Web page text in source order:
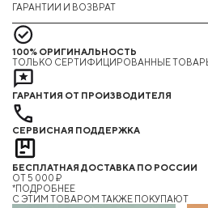
ГАРАНТИИ И ВОЗВРАТ
100% ОРИГИНАЛЬНОСТЬ
ТОЛЬКО СЕРТИФИЦИРОВАННЫЕ
ГАРАНТИЯ ОТ ПРОИЗВОДИТЕЛЯ
СЕРВИСНАЯ ПОДДЕРЖКА
БЕСПЛАТНАЯ ДОСТАВКА ПО РОССИИ
ОТ 5 000 ₽
*ПОДРОБНЕЕ
C ЭТИМ ТОВАРОМ ТАКЖЕ ПОКУПАЮТ